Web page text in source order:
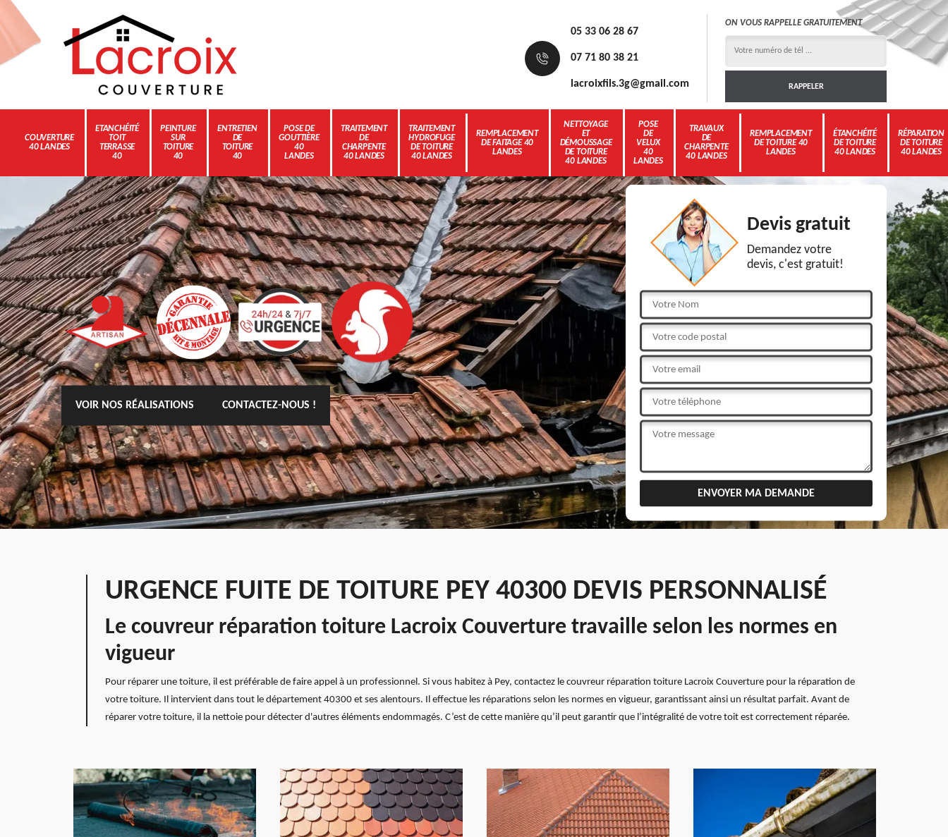
05 33 06 28 67
07 71 80 38 21
lacroixfils.3g@gmail.com
ON VOUS RAPPELLE GRATUITEMENT
COUVERTURE
40 LANDES
ETANCHÉITÉ
TOIT
TERRASSE
40
PEINTURE
SUR
TOITURE
40
ENTRETIEN
DE
TOITURE
40
POSE DE
GOUTTIÈRE
40
LANDES
TRAITEMENT
DE
CHARPENTE
40 LANDES
TRAITEMENT
HYDROFUGE
DE TOITURE
40 LANDES
REMPLACEMENT
DE FAITAGE 40
LANDES
NETTOYAGE
ET
DÉMOUSSAGE
DE TOITURE
40 LANDES
POSE
DE
VELUX
40
LANDES
TRAVAUX
DE
CHARPENTE
40 LANDES
REMPLACEMENT
DE TOITURE 40
LANDES
ÉTANCHÉITÉ
DE TOITURE
40 LANDES
RÉPARATION
DE TOITURE
40 LANDES
VOIR NOS RÉALISATIONS CONTACTEZ-NOUS !
Devis gratuit
Demandez votre
devis, c'est gratuit!
URGENCE FUITE DE TOITURE PEY 40300 DEVIS PERSONNALISÉ
Le couvreur réparation toiture Lacroix Couverture travaille selon les normes en
vigueur
Pour réparer une toiture, il est préférable de faire appel à un professionnel. Si vous habitez à Pey, contactez le couvreur réparation toiture Lacroix Couverture pour la réparation de
votre toiture. Il intervient dans tout le département 40300 et ses alentours. Il effectue les réparations selon les normes en vigueur, garantissant ainsi un résultat parfait. Avant de
réparer votre toiture, il la nettoie pour détecter d'autres éléments endommagés. C’est de cette manière qu’il peut garantir que l’intégralité de votre toit est correctement réparée.